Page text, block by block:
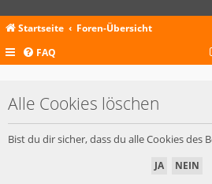
Startseite Foren-Übersicht
FAQ
Alle Cookies löschen
Bist du dir sicher, dass du alle Cookies des